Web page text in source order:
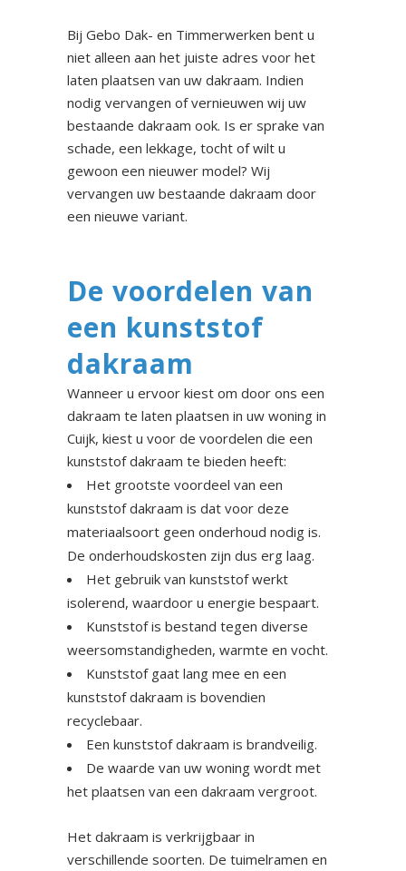
Bij Gebo Dak- en Timmerwerken bent u
niet alleen aan het juiste adres voor het
laten plaatsen van uw dakraam. Indien
nodig vervangen of vernieuwen wij uw
bestaande dakraam ook. Is er sprake van
schade, een lekkage, tocht of wilt u
gewoon een nieuwer model? Wij
vervangen uw bestaande dakraam door
een nieuwe variant.
De voordelen van
een kunststof
dakraam
Wanneer u ervoor kiest om door ons een
dakraam te laten plaatsen in uw woning in
Cuijk, kiest u voor de voordelen die een
kunststof dakraam te bieden heeft:
Het grootste voordeel van een
kunststof dakraam is dat voor deze
materiaalsoort geen onderhoud nodig is.
De onderhoudskosten zijn dus erg laag.
Het gebruik van kunststof werkt
isolerend, waardoor u energie bespaart.
Kunststof is bestand tegen diverse
weersomstandigheden, warmte en vocht.
Kunststof gaat lang mee en een
kunststof dakraam is bovendien
recyclebaar.
Een kunststof dakraam is brandveilig.
De waarde van uw woning wordt met
het plaatsen van een dakraam vergroot.
Het dakraam is verkrijgbaar in
verschillende soorten. De tuimelramen en